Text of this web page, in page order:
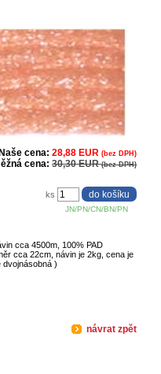
Naše cena: 28,88 EUR (bez DPH)
cena: 30,30 EUR(bez DPH)
JN/PN/CN/BN/PN
ks
cca 4500m, 100% PAD
cca 22cm, návin je 2kg, cena je
)
návrat zpět